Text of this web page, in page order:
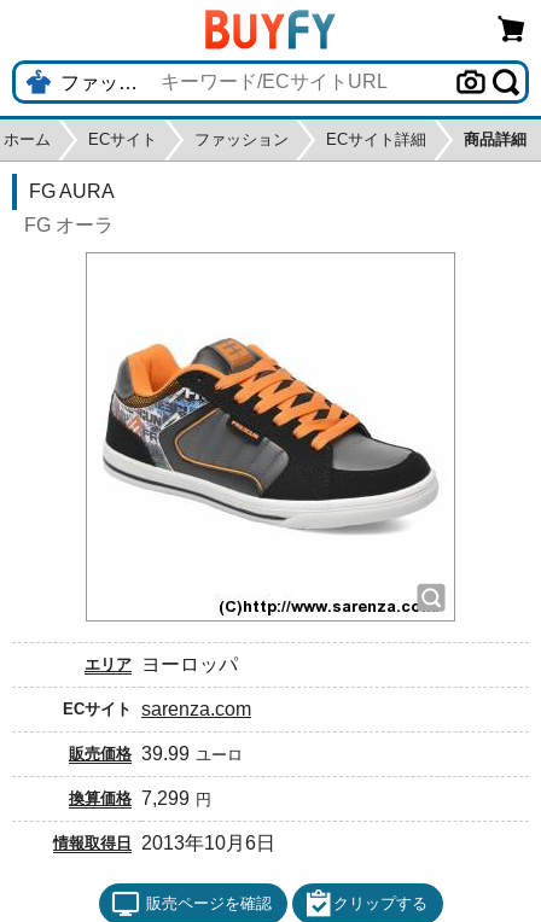
ホーム ECサイト ファッション ECサイト詳細 商品詳細
FG AURA
FG オーラ
エリア ヨーロッパ
ECサイト sarenza.com
販売価格 39.99 ユーロ
換算価格 7,299 円
情報取得日 2013年10月6日
販売ページを確認 クリップする